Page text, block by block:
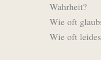
Wahrheit?
Wie oft
Wie oft